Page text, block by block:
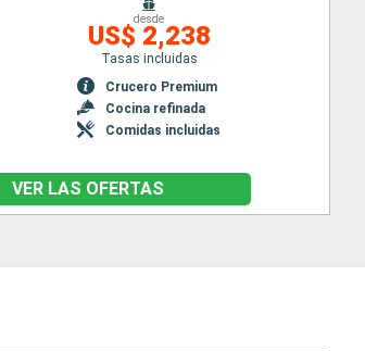
desde
US$ 2,238
Tasas incluidas
Crucero Premium
Cocina refinada
Comidas incluidas
VER LAS OFERTAS